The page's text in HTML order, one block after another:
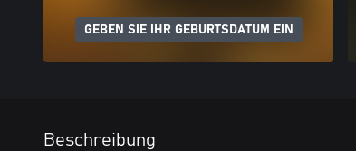
GEBEN SIE IHR GEBURTSDATUM EIN
Beschreibung